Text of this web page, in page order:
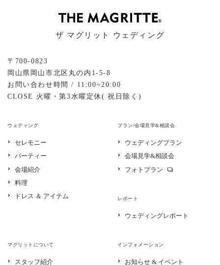
ザ マグリット ウェディング
〒700-0823
岡山県岡山市北区丸の内1-5-8
お問い合わせ時間 / 11:00~20:00
CLOSE 火曜・第3水曜定休( 祝日除く)
ウェディング
セレモニー
パーティー
会場紹介
料理
ドレス ＆ アイテム
プラン/会場見学&相談会
ウェディングプラン
会場見学&相談会
フォトプラン
レポート
ウェディングレポート
マグリットについて
スタッフ紹介
インフォメーション
お知らせ & イベント